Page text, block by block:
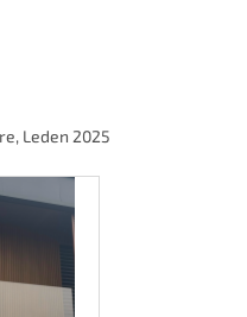
Leden 2025